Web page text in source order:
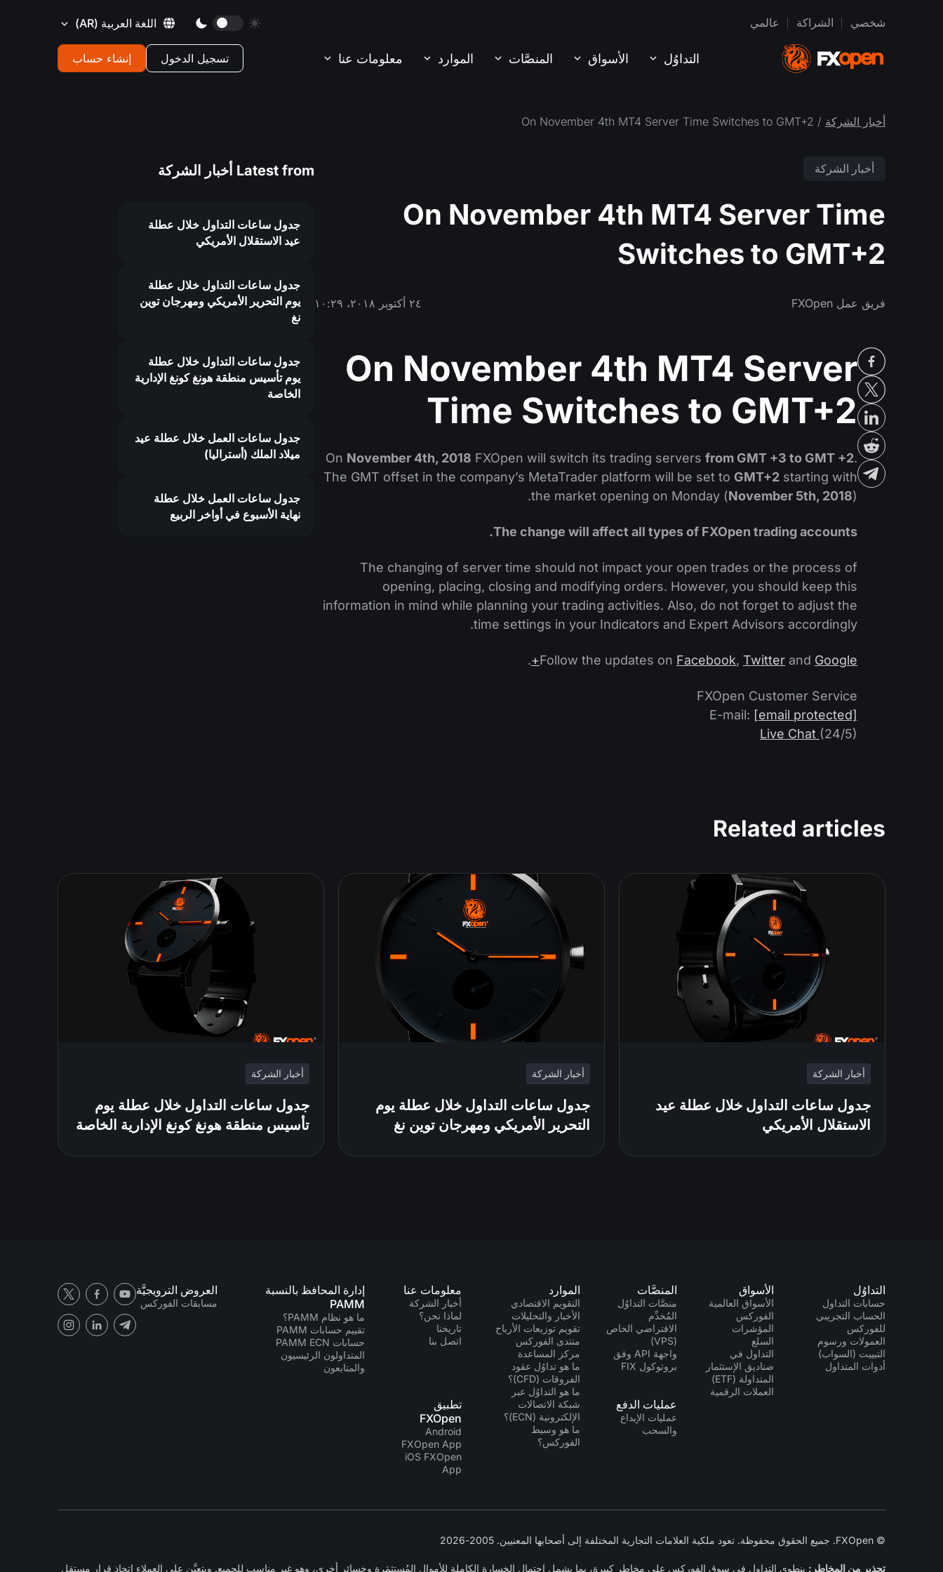
شخصي الشراكة عالمي اللغة العربية (AR)
التداوُل الأسواق المنصَّات الموارد معلومات عنا تسجيل الدخول إنشاء حساب
أخبار الشركة / On November 4th MT4 Server Time Switches to GMT+2
أخبار الشركة
On November 4th MT4 Server Time
Switches to GMT+2
فريق عمل FXOpen ٢٤ أكتوبر ٢٠١٨، ١٠:٢٩
On November 4th MT4 Server
Time Switches to GMT+2
On November 4th, 2018 FXOpen will switch its trading servers from GMT +3 to GMT +2.
The GMT offset in the company’s MetaTrader platform will be set to GMT+2 starting with
the market opening on Monday (November 5th, 2018).
The change will affect all types of FXOpen trading accounts.
The changing of server time should not impact your open trades or the process of
opening, placing, closing and modifying orders. However, you should keep this
information in mind while planning your trading activities. Also, do not forget to adjust the
time settings in your Indicators and Expert Advisors accordingly.
Follow the updates on Facebook, Twitter and Google+
.
FXOpen Customer Service
E-mail: [email protected]
Live Chat (24/5)
Latest from أخبار الشركة
جدول ساعات التداول خلال عطلة
عيد الاستقلال الأمريكي
جدول ساعات التداول خلال عطلة
يوم التحرير الأمريكي ومهرجان توين
نغ
جدول ساعات التداول خلال عطلة
يوم تأسيس منطقة هونغ كونغ الإدارية
الخاصة
جدول ساعات العمل خلال عطلة عيد
ميلاد الملك (أستراليا)
جدول ساعات العمل خلال عطلة
نهاية الأسبوع في أواخر الربيع
Related articles
أخبار الشركة
جدول ساعات التداول خلال عطلة عيد
الاستقلال الأمريكي
أخبار الشركة
جدول ساعات التداول خلال عطلة يوم
التحرير الأمريكي ومهرجان توين نغ
أخبار الشركة
جدول ساعات التداول خلال عطلة يوم
تأسيس منطقة هونغ كونغ الإدارية الخاصة
التداوُل
حسابات التداول
الحساب التجريبي
للفوركس
العمولات ورسوم
التبييت (السواب)
أدوات المتداول
الأسواق
الأسواق العالمية
الفوركس
المؤشرات
السلع
التداول في
صناديق الإستثمار
المتداولة (ETF)
العملات الرقمية
المنصَّات
منصَّات التداوُل
المُخدِّم
الافتراضي الخاص
(VPS)
واجهة API وفق
بروتوكول FIX
عمليات الدفع
عمليات الإيداع
والسحب
الموارد
التقويم الاقتصادي
الأخبار والتحليلات
تقويم توزيعات الأرباح
منتدى الفوركس
مركز المساعدة
ما هو تداوُل عقود
الفروقات (CFD)؟
ما هو التداوُل عبر
شبكة الاتصالات
الإلكترونية (ECN)؟
ما هو وسيط
الفوركس؟
معلومات عنا
أخبار الشركة
لماذا نحن؟
تاريخنا
اتصل بنا
تطبيق
FXOpen
Android
FXOpen App
iOS FXOpen
App
إدارة المحافظ بالنسبة
PAMM
ما هو نظام PAMM؟
تقييم حسابات PAMM
حسابات PAMM ECN
المتداولون الرئيسيون
والمتابعون
العروض الترويجيَّة
مسابقات الفوركس
© FXOpen. جميع الحقوق محفوظة. تعود ملكية العلامات التجارية المختلفة إلى أصحابها المعنيين. 2005-2026
تحذير من المخاطر: ينطوي التداول في سوق الفوركس على مخاطر كبيرة، بما يشمل احتمال الخسارة الكاملة للأموال المُستثمَرة وخسائر أخرى، وهو غير مناسب للجميع. ويتعيَّن على العملاء اتخاذ قرار مستقل